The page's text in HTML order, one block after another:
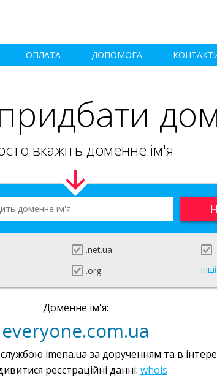
ОПЛАТА ДОПОМОГА
вкажіть доменне ім'я
.net.ua
.org
Доменне ім'я:
everyone.com.ua
imena.ua за дорученням та в
реєстраційні данні: whois